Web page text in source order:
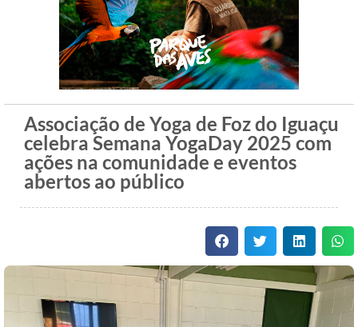
Associação de Yoga de Foz do Iguaçu
celebra Semana YogaDay 2025 com
ações na comunidade e eventos
abertos ao público